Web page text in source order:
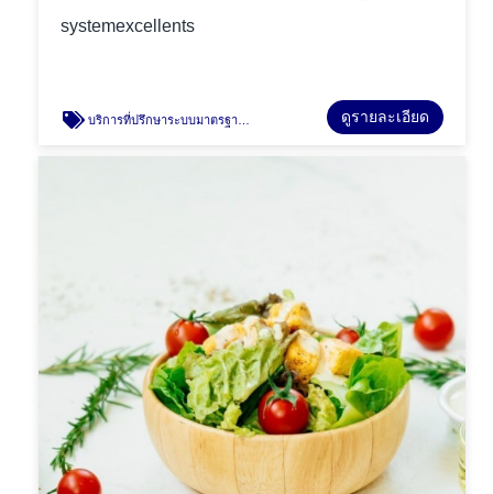
systemexcellents
บริการที่ปรึกษาระบบมาตรฐาน GHPs/HACCP ดูรายละเอียด